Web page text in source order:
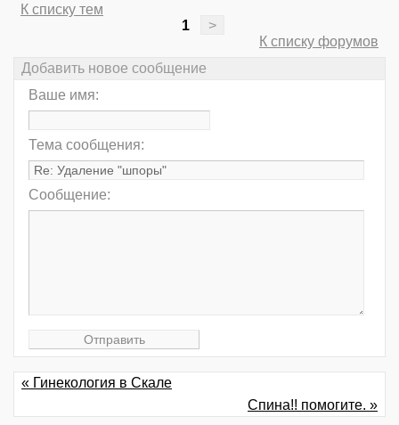
К списку тем
1
>
К списку форумов
Добавить новое сообщение
Ваше имя:
Тема сообщения:
Сообщение:
« Гинекология в Скале
Спина!! помогите. »